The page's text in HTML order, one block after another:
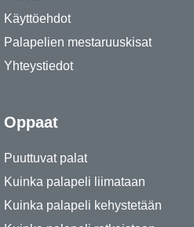
Käyttöehdot
Palapelien mestaruuskisat
Yhteystiedot
Oppaat
Puuttuvat palat
Kuinka palapeli liimataan
Kuinka palapeli kehystetään